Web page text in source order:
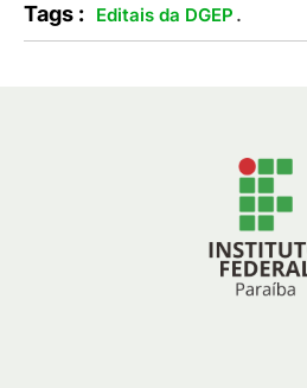
Tags : Editais da DGEP .